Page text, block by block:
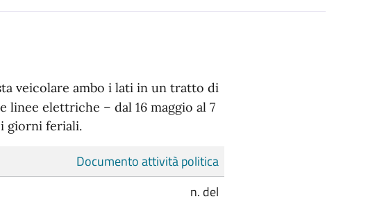
veicolare ambo i lati in un tratto di
linee elettriche – dal 16 maggio al 7
giorni feriali.
Documento attività politica
n. del